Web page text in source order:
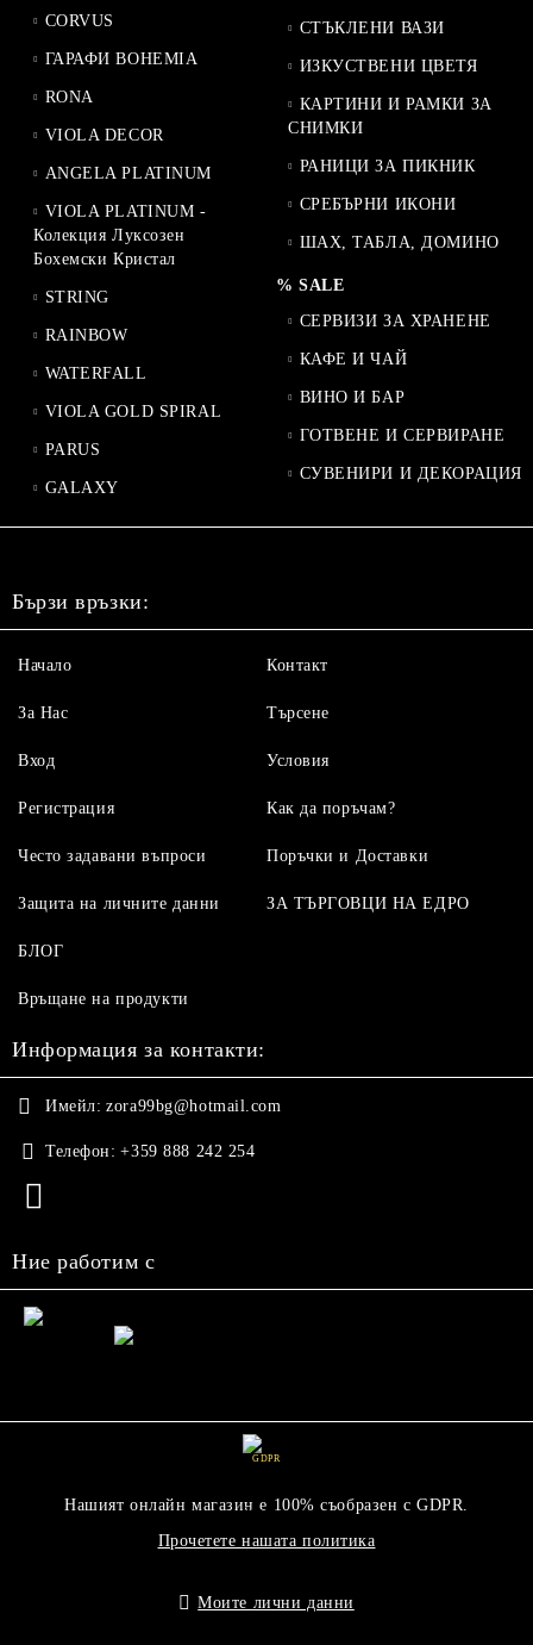
CORVUS
ГАРАФИ BOHEMIA
RONA
VIOLA DECOR
ANGELA PLATINUM
VIOLA PLATINUM -
Колекция Луксозен
Бохемски Кристал
STRING
RAINBOW
WATERFALL
VIOLA GOLD SPIRAL
PARUS
GALAXY
СТЪКЛЕНИ ВАЗИ
ИЗКУСТВЕНИ ЦВЕТЯ
КАРТИНИ И РАМКИ ЗА
СНИМКИ
РАНИЦИ ЗА ПИКНИК
СРЕБЪРНИ ИКОНИ
ШАХ, ТАБЛА, ДОМИНО
% SALE
СЕРВИЗИ ЗА ХРАНЕНЕ
КАФЕ И ЧАЙ
ВИНО И БАР
ГОТВЕНЕ И СЕРВИРАНЕ
СУВЕНИРИ И ДЕКОРАЦИЯ
Бързи връзки:
Начало
За Нас
Вход
Регистрация
Контакт
Търсене
Условия
Как да поръчам?
Често задавани въпроси
Защита на личните данни
БЛОГ
Връщане на продукти
Поръчки и Доставки
ЗА ТЪРГОВЦИ НА ЕДРО
Информация за контакти:
Имейл: zora99bg@hotmail.com
Телефон: +359 888 242 254
Ние работим с
GDPR
Нашият онлайн магазин е 100% съобразен с GDPR.
Прочетете нашата политика
Моите лични данни